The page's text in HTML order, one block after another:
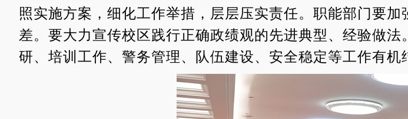
照实施方案，细化工作举措 ， 层层压实责任。 职能部门要加
差。 要大力宣传校区践行正确政绩观的先进典型、经验做
研、 培训工作、 警务管理、队伍建设、安全稳定等工作有机